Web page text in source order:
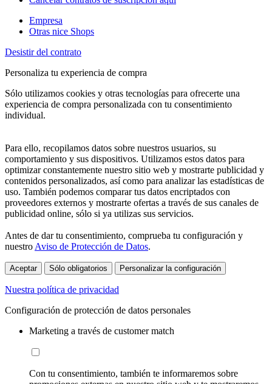
Empresa
Otras nice Shops
Desistir del contrato
Personaliza tu experiencia de compra
Sólo utilizamos cookies y otras tecnologías para ofrecerte una
experiencia de compra personalizada con tu consentimiento
individual.
Para ello, recopilamos datos sobre nuestros usuarios, su
comportamiento y sus dispositivos. Utilizamos estos datos para
optimizar constantemente nuestro sitio web y mostrarte publicidad y
contenidos personalizados, así como para analizar las estadísticas de
uso. También podemos comparar tus datos encriptados con
proveedores externos y mostrarte ofertas a través de sus canales de
publicidad online, sólo si ya utilizas sus servicios.
Antes de dar tu consentimiento, comprueba tu configuración y
nuestro Aviso de Protección de Datos.
Aceptar Sólo obligatorios Personalizar la configuración
Nuestra política de privacidad
Configuración de protección de datos personales
Marketing a través de customer match
Con tu consentimiento, también te informaremos sobre